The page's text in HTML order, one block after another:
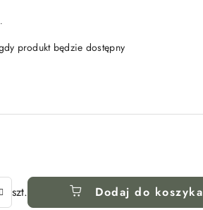
produkt będzie dostępny
szt. Dodaj do koszyka